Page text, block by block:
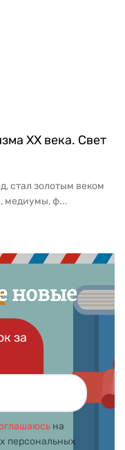
XX века. Свет
стал золотым веком
медиумы, ф...
новые
за
на
персональных